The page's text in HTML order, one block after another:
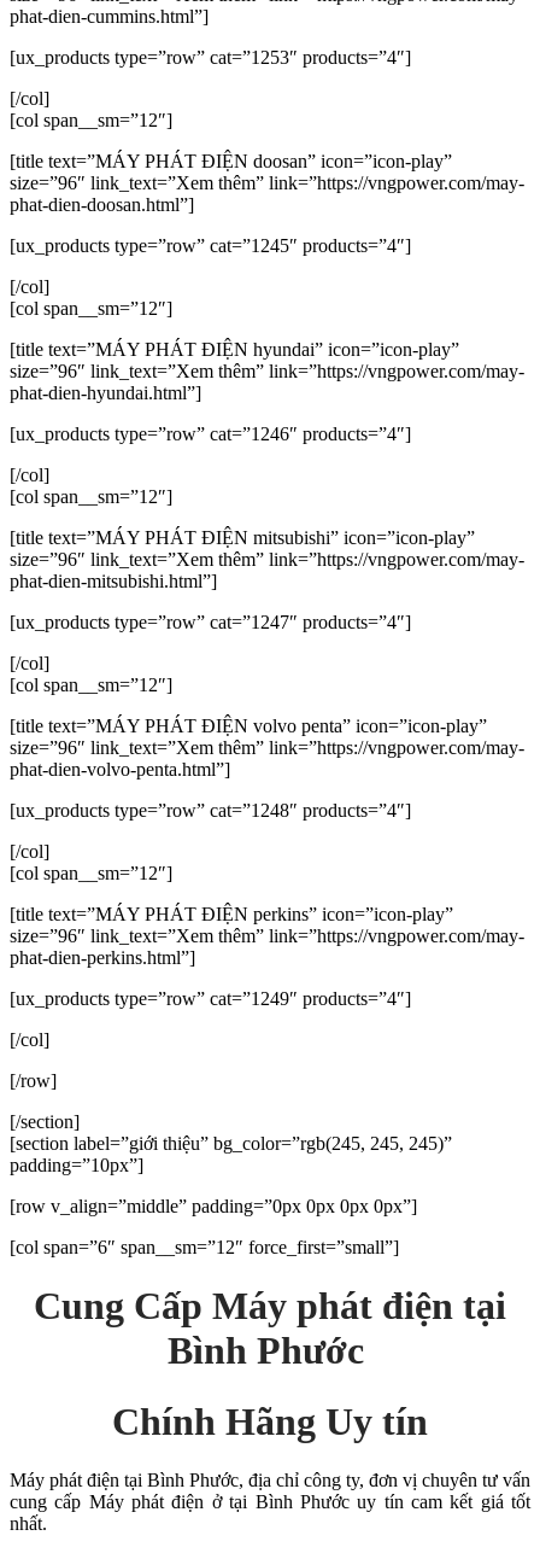
phat-dien-cummins.html”]
[ux_products type=”row” cat=”1253″ products=”4″]
[/col]
[col span__sm=”12″]
[title text=”MÁY PHÁT ĐIỆN doosan” icon=”icon-play”
size=”96″ link_text=”Xem thêm” link=”https://vngpower.com/may-
phat-dien-doosan.html”]
[ux_products type=”row” cat=”1245″ products=”4″]
[/col]
[col span__sm=”12″]
[title text=”MÁY PHÁT ĐIỆN hyundai” icon=”icon-play”
size=”96″ link_text=”Xem thêm” link=”https://vngpower.com/may-
phat-dien-hyundai.html”]
[ux_products type=”row” cat=”1246″ products=”4″]
[/col]
[col span__sm=”12″]
[title text=”MÁY PHÁT ĐIỆN mitsubishi” icon=”icon-play”
size=”96″ link_text=”Xem thêm” link=”https://vngpower.com/may-
phat-dien-mitsubishi.html”]
[ux_products type=”row” cat=”1247″ products=”4″]
[/col]
[col span__sm=”12″]
[title text=”MÁY PHÁT ĐIỆN volvo penta” icon=”icon-play”
size=”96″ link_text=”Xem thêm” link=”https://vngpower.com/may-
phat-dien-volvo-penta.html”]
[ux_products type=”row” cat=”1248″ products=”4″]
[/col]
[col span__sm=”12″]
[title text=”MÁY PHÁT ĐIỆN perkins” icon=”icon-play”
size=”96″ link_text=”Xem thêm” link=”https://vngpower.com/may-
phat-dien-perkins.html”]
[ux_products type=”row” cat=”1249″ products=”4″]
[/col]
[/row]
[/section]
[section label=”giới thiệu” bg_color=”rgb(245, 245, 245)”
padding=”10px”]
[row v_align=”middle” padding=”0px 0px 0px 0px”]
[col span=”6″ span__sm=”12″ force_first=”small”]
Cung Cấp Máy phát điện tại
Bình Phước
Chính Hãng Uy tín
Máy phát điện tại Bình Phước, địa chỉ công ty, đơn vị chuyên tư vấn
cung cấp Máy phát điện ở tại Bình Phước uy tín cam kết giá tốt
nhất.